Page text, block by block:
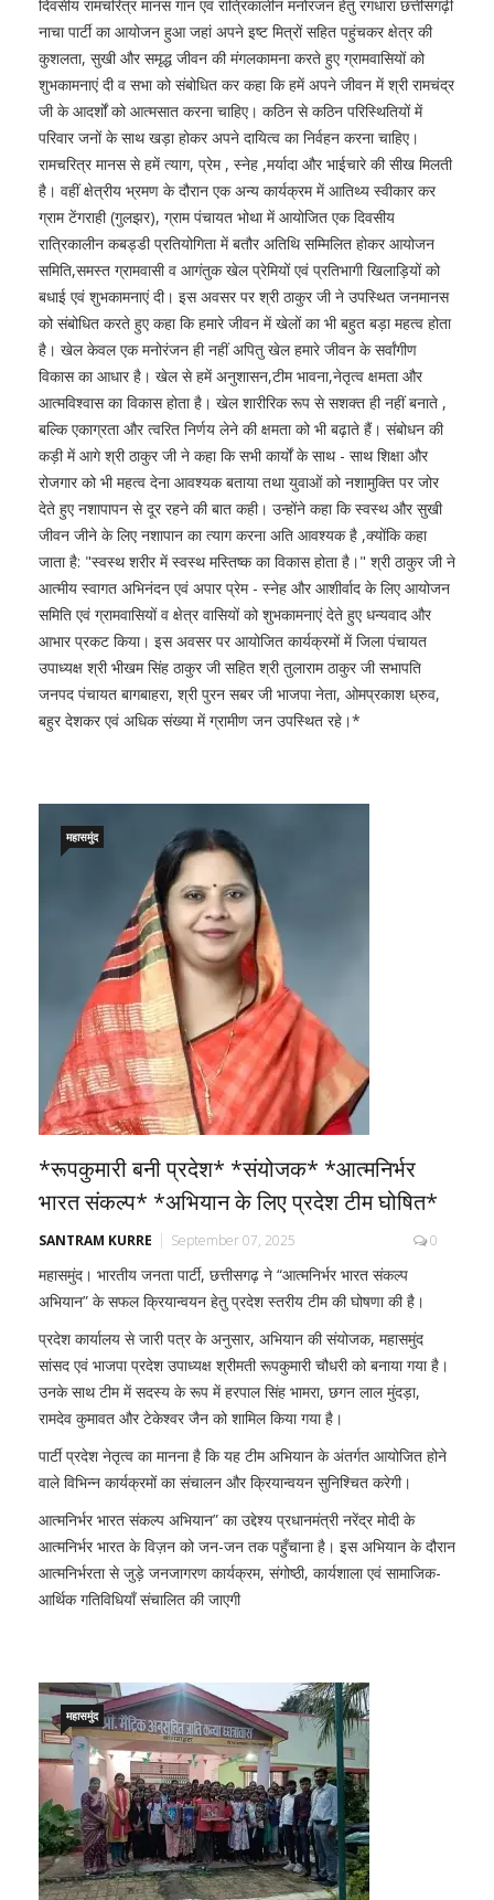
दिवसीय रामचरित्र मानस गान एवं रात्रिकालीन मनोरंजन हेतु रंगधारा छत्तीसगढ़ी
नाचा पार्टी का आयोजन हुआ जहां अपने इष्ट मित्रों सहित पहुंचकर क्षेत्र की
कुशलता, सुखी और समृद्ध जीवन की मंगलकामना करते हुए ग्रामवासियों को
शुभकामनाएं दी व सभा को संबोधित कर कहा कि हमें अपने जीवन में श्री रामचंद्र
जी के आदर्शों को आत्मसात करना चाहिए। कठिन से कठिन परिस्थितियों में
परिवार जनों के साथ खड़ा होकर अपने दायित्व का निर्वहन करना चाहिए।
रामचरित्र मानस से हमें त्याग, प्रेम , स्नेह ,मर्यादा और भाईचारे की सीख मिलती
है। वहीं क्षेत्रीय भ्रमण के दौरान एक अन्य कार्यक्रम में आतिथ्य स्वीकार कर
ग्राम टेंगराही (गुलझर), ग्राम पंचायत भोथा में आयोजित एक दिवसीय
रात्रिकालीन कबड्डी प्रतियोगिता में बतौर अतिथि सम्मिलित होकर आयोजन
समिति,समस्त ग्रामवासी व आगंतुक खेल प्रेमियों एवं प्रतिभागी खिलाड़ियों को
बधाई एवं शुभकामनाएं दी। इस अवसर पर श्री ठाकुर जी ने उपस्थित जनमानस
को संबोधित करते हुए कहा कि हमारे जीवन में खेलों का भी बहुत बड़ा महत्व होता
है। खेल केवल एक मनोरंजन ही नहीं अपितु खेल हमारे जीवन के सर्वांगीण
विकास का आधार है। खेल से हमें अनुशासन,टीम भावना,नेतृत्व क्षमता और
आत्मविश्वास का विकास होता है। खेल शारीरिक रूप से सशक्त ही नहीं बनाते ,
बल्कि एकाग्रता और त्वरित निर्णय लेने की क्षमता को भी बढ़ाते हैं। संबोधन की
कड़ी में आगे श्री ठाकुर जी ने कहा कि सभी कार्यों के साथ - साथ शिक्षा और
रोजगार को भी महत्व देना आवश्यक बताया तथा युवाओं को नशामुक्ति पर जोर
देते हुए नशापापन से दूर रहने की बात कही। उन्होंने कहा कि स्वस्थ और सुखी
जीवन जीने के लिए नशापान का त्याग करना अति आवश्यक है ,क्योंकि कहा
जाता है: "स्वस्थ शरीर में स्वस्थ मस्तिष्क का विकास होता है।" श्री ठाकुर जी ने
आत्मीय स्वागत अभिनंदन एवं अपार प्रेम - स्नेह और आशीर्वाद के लिए आयोजन
समिति एवं ग्रामवासियों व क्षेत्र वासियों को शुभकामनाएं देते हुए धन्यवाद और
आभार प्रकट किया। इस अवसर पर आयोजित कार्यक्रमों में जिला पंचायत
उपाध्यक्ष श्री भीखम सिंह ठाकुर जी सहित श्री तुलाराम ठाकुर जी सभापति
जनपद पंचायत बागबाहरा, श्री पुरन सबर जी भाजपा नेता, ओमप्रकाश ध्रुव,
बहुर देशकर एवं अधिक संख्या में ग्रामीण जन उपस्थित रहे।*
महासमुंद
*रूपकुमारी बनी प्रदेश* *संयोजक* *आत्मनिर्भर
भारत संकल्प* *अभियान के लिए प्रदेश टीम घोषित*
SANTRAM KURRE September 07, 2025 0
महासमुंद। भारतीय जनता पार्टी, छत्तीसगढ़ ने “आत्मनिर्भर भारत संकल्प
अभियान” के सफल क्रियान्वयन हेतु प्रदेश स्तरीय टीम की घोषणा की है।
प्रदेश कार्यालय से जारी पत्र के अनुसार, अभियान की संयोजक, महासमुंद
सांसद एवं भाजपा प्रदेश उपाध्यक्ष श्रीमती रूपकुमारी चौधरी को बनाया गया है।
उनके साथ टीम में सदस्य के रूप में हरपाल सिंह भामरा, छगन लाल मुंदड़ा,
रामदेव कुमावत और टेकेश्वर जैन को शामिल किया गया है।
पार्टी प्रदेश नेतृत्व का मानना है कि यह टीम अभियान के अंतर्गत आयोजित होने
वाले विभिन्न कार्यक्रमों का संचालन और क्रियान्वयन सुनिश्चित करेगी।
आत्मनिर्भर भारत संकल्प अभियान” का उद्देश्य प्रधानमंत्री नरेंद्र मोदी के
आत्मनिर्भर भारत के विज़न को जन-जन तक पहुँचाना है। इस अभियान के दौरान
आत्मनिर्भरता से जुड़े जनजागरण कार्यक्रम, संगोष्ठी, कार्यशाला एवं सामाजिक-
आर्थिक गतिविधियाँ संचालित की जाएगी
महासमुंद